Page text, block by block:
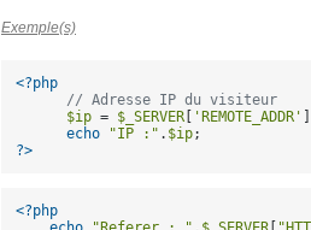
Exemple(s)
<?php
// Adresse IP du visiteur
$ip = $_SERVER [ 'REMOTE_ADDR'
echo
"IP :" . $ip
?>
<?php